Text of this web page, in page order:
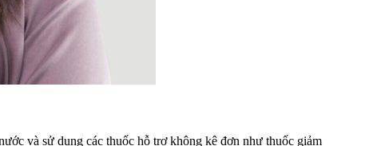
và sử dụng các thuốc hỗ trợ không kê đơn như thuốc giảm